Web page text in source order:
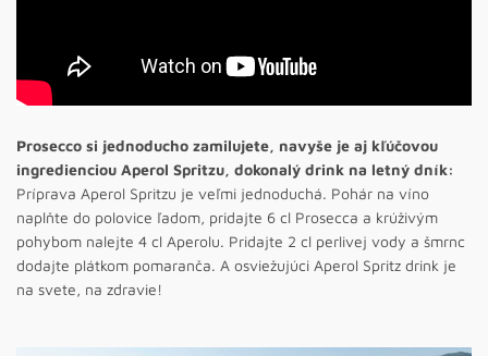
Prosecco si jednoducho zamilujete, navyše je aj kľúčovou
ingredienciou Aperol Spritzu, dokonalý drink na letný dník:
Príprava Aperol Spritzu je veľmi jednoduchá. Pohár na víno
naplňte do polovice ľadom, pridajte 6 cl Prosecca a krúživým
pohybom nalejte 4 cl Aperolu. Pridajte 2 cl perlivej vody a šmrnc
dodajte plátkom pomaranča. A osviežujúci Aperol Spritz drink je
na svete, na zdravie!